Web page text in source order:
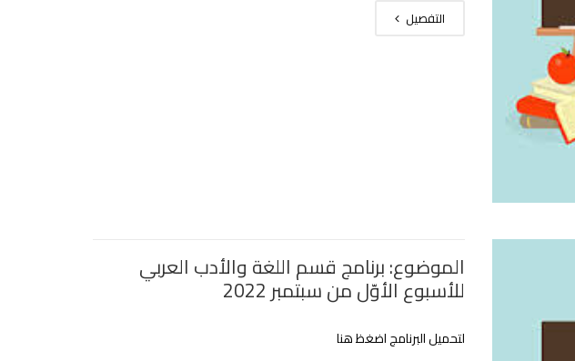
التفصيل
الموضوع: برنامج قسم اللغة والأدب العربي
للأسبوع الأوّل من سبتمبر 2022
لتحميل البرنامج اضغظ هنا